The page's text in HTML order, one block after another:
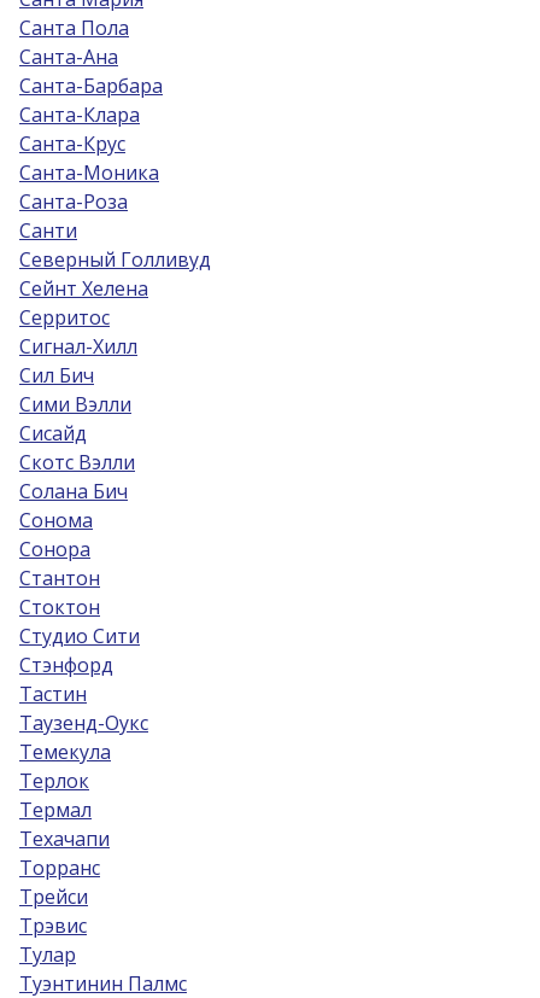
Санта Пола
Санта-Ана
Санта-Барбара
Санта-Клара
Санта-Крус
Санта-Моника
Санта-Роза
Санти
Северный Голливуд
Сейнт Хелена
Серритос
Сигнал-Хилл
Сил Бич
Сими Вэлли
Сисайд
Скотс Вэлли
Солана Бич
Сонома
Сонора
Стантон
Стоктон
Студио Сити
Стэнфорд
Тастин
Таузенд-Оукс
Темекула
Терлок
Термал
Техачапи
Торранс
Трейси
Трэвис
Тулар
Туэнтинин Палмс